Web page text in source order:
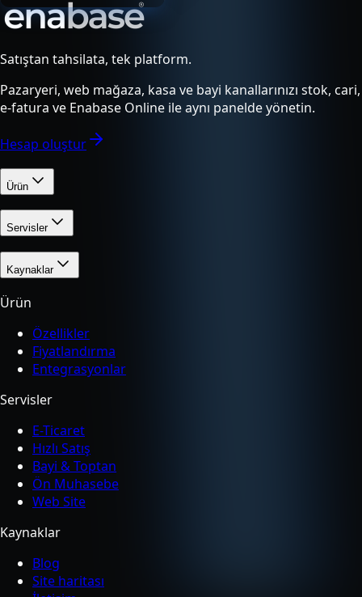
Satıştan tahsilata, tek platform.
Pazaryeri, web mağaza, kasa ve bayi kanallarınızı stok, cari,
e-fatura ve Enabase Online ile aynı panelde yönetin.
Hesap oluştur
Ürün
Servisler
Kaynaklar
Ürün
Özellikler
Fiyatlandırma
Entegrasyonlar
Servisler
E-Ticaret
Hızlı Satış
Bayi & Toptan
Ön Muhasebe
Web Site
Kaynaklar
Blog
Site haritası